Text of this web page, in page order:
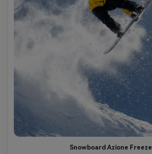
Snowboard Azione Freeze